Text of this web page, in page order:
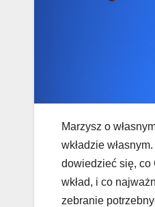
Marzysz o
wkładzie
dowiedzieć się, co
wkład, i co
zebranie